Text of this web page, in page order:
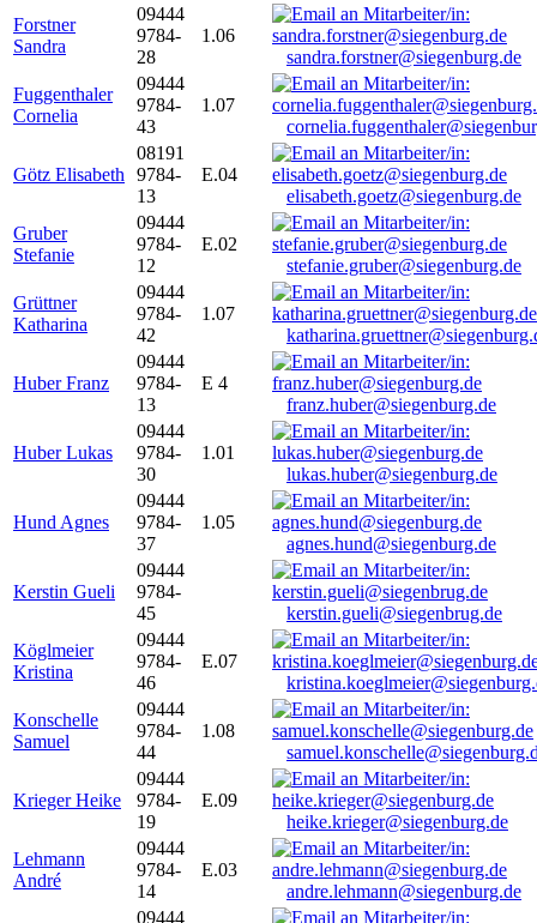
Forstner
Sandra
09444
9784-
28
1.06
sandra.forstner@siegenburg.de
Fuggenthaler
Cornelia
09444
9784-
43
1.07
Götz Elisabeth
08191
9784-
13
E.04
elisabeth.goetz@siegenburg.de
Gruber
Stefanie
09444
9784-
12
E.02
stefanie.gruber@siegenburg.de
Grüttner
Katharina
09444
9784-
42
1.07
Huber Franz
09444
9784-
13
E 4
franz.huber@siegenburg.de
Huber Lukas
09444
9784-
30
1.01
lukas.huber@siegenburg.de
Hund Agnes
09444
9784-
37
1.05
agnes.hund@siegenburg.de
Kerstin Gueli
09444
9784-
45
kerstin.gueli@siegenbrug.de
Köglmeier
Kristina
09444
9784-
46
E.07
Konschelle
Samuel
09444
9784-
44
1.08
Krieger Heike
09444
9784-
19
E.09
heike.krieger@siegenburg.de
Lehmann
André
09444
9784-
14
E.03
andre.lehmann@siegenburg.de
09444